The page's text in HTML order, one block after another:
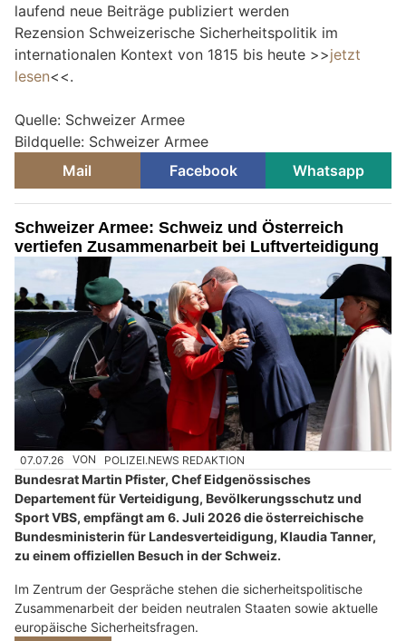
laufend neue Beiträge publiziert werden
Rezension Schweizerische Sicherheitspolitik im
internationalen Kontext von 1815 bis heute >>jetzt
lesen<<.
Quelle: Schweizer Armee
Bildquelle: Schweizer Armee
Mail
Facebook Whatsapp
Schweizer Armee: Schweiz und Österreich
vertiefen Zusammenarbeit bei Luftverteidigung
07.07.26 VON POLIZEI.NEWS REDAKTION
Bundesrat Martin Pfister, Chef Eidgenössisches
Departement für Verteidigung, Bevölkerungsschutz und
Sport VBS, empfängt am 6. Juli 2026 die österreichische
Bundesministerin für Landesverteidigung, Klaudia Tanner,
zu einem offiziellen Besuch in der Schweiz.
Im Zentrum der Gespräche stehen die sicherheitspolitische
Zusammenarbeit der beiden neutralen Staaten sowie aktuelle
europäische Sicherheitsfragen.